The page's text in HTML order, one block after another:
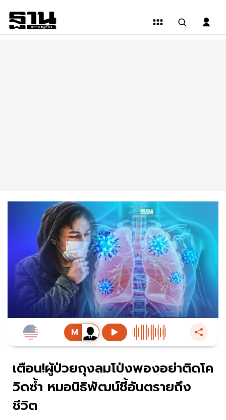
เตือน!ผู้ป่วยถุงลมโป่งพองอย่าติดโค
วิดซ้ำ หมอนิธิพัฒน์ชี้อันตรายถึง
ชีวิต